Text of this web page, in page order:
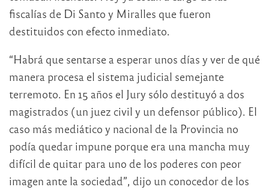
fiscalías de Di Santo y Miralles que fueron
destituidos con efecto inmediato.
“Habrá que sentarse a esperar unos días y ver de qué
manera procesa el sistema judicial semejante
terremoto. En 15 años el Jury sólo destituyó a dos
magistrados (un juez civil y un defensor público). El
caso más mediático y nacional de la Provincia no
podía quedar impune porque era una mancha muy
difícil de quitar para uno de los poderes con peor
imagen ante la sociedad”, dijo un conocedor de los